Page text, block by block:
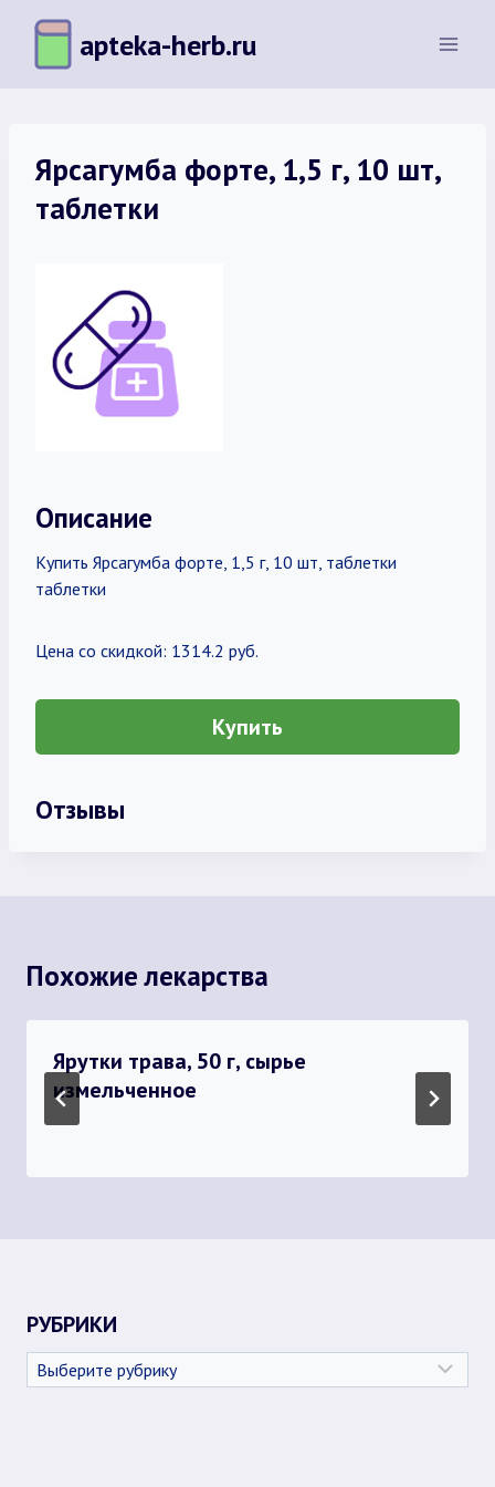
Перейти
содержимому
apteka-herb.ru
Ярсагумба форте, 1,5 г, 10 шт,
таблетки
Описание
Купить Ярсагумба форте, 1,5 г, 10 шт, таблетки
таблетки
Цена со скидкой: 1314.2 руб.
Купить
Отзывы
Похожие лекарства
Ярутки трава, 50 г, сырье
измельченное
РУБРИКИ
Рубрики